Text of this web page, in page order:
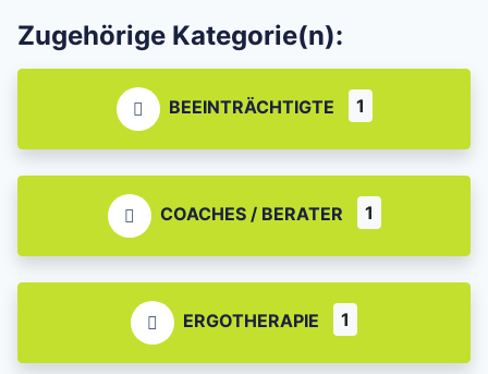
Zugehörige Kategorie(n):
BEEINTRÄCHTIGTE 1
COACHES / BERATER 1
ERGOTHERAPIE 1